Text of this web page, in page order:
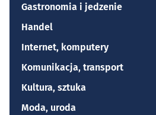
Gastronomia i jedzenie
Handel
Internet, komputery
Komunikacja, transport
Kultura, sztuka
Moda, uroda